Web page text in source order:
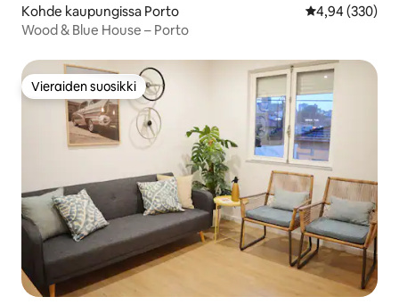
Kohde kaupungissa Porto
4,94 (330)
Wood & Blue House – Porto
Vieraiden suosikki
Vieraiden suosikki